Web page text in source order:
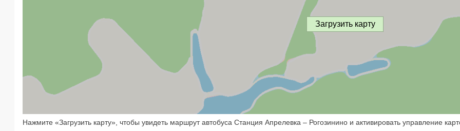
Загрузить карту
Нажмите «Загрузить карту», чтобы увидеть маршрут автобуса Станция Апрелевка – Рогозинино и активировать управление